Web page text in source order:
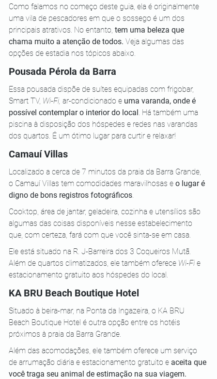
Como falamos no começo deste guia, ela é originalmente
uma vila de pescadores em que o sossego é um dos
principais atrativos. No entanto, tem uma beleza que
chama muito a atenção de todos. Veja algumas das
opções de estadia nos tópicos abaixo.
Pousada Pérola da Barra
Essa pousada dispõe de suítes equipadas com frigobar,
Smart TV, Wi-Fi, ar-condicionado e uma varanda, onde é
possível contemplar o interior do local . Há também uma
piscina à disposição dos hóspedes e redes nas varandas
dos quartos. É um ótimo lugar para curtir e relaxar!
Camauí Villas
Localizado a cerca de 7 minutos da praia da Barra Grande,
o Camauí Villas tem comodidades maravilhosas e o lugar é
digno de bons registros fotográficos
Cooktop, área de jantar, geladeira, cozinha e utensílios são
algumas das coisas disponíveis nesse estabelecimento
que, com certeza, fará com que você sinta-se em casa.
Ele está situado na R. J-Barreira dos 3 Coqueiros Mutã.
Além de quartos climatizados, ele também oferece Wi-Fi e
estacionamento gratuito aos hóspedes do local.
KA BRU Beach Boutique Hotel
Situado à beira-mar, na Ponta da Ingazeira, o KA BRU
Beach Boutique Hotel é outra opção entre os hotéis
próximos à praia da Barra Grande.
Além das acomodações, ele também oferece um serviço
de arrumação diária e estacionamento gratuito e aceita que
você traga seu animal de estimação na sua viagem.